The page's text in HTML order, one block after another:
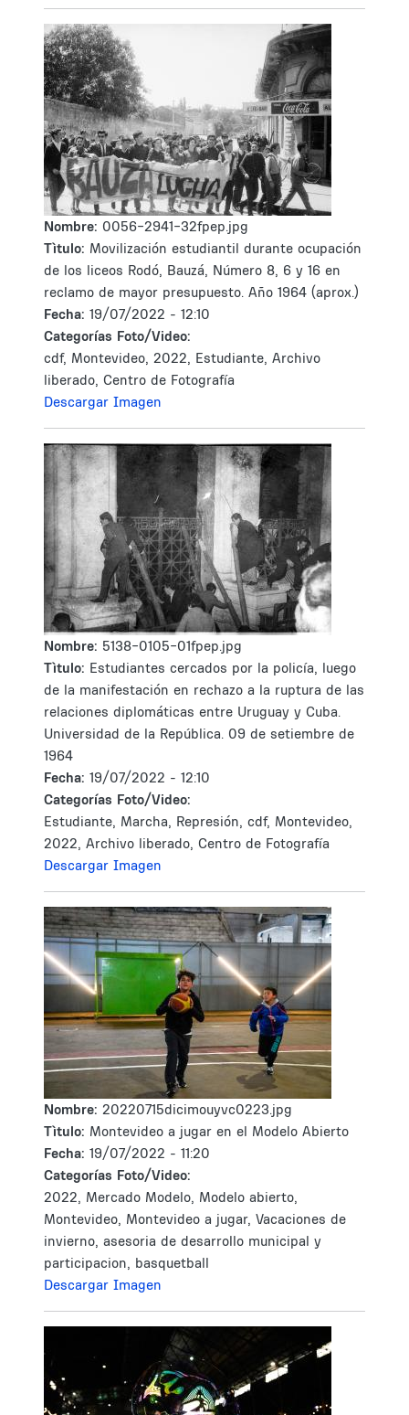
Nombre: 0056-2941-32fpep.jpg
Tìtulo: Movilización estudiantil durante ocupación
de los liceos Rodó, Bauzá, Número 8, 6 y 16 en
reclamo de mayor presupuesto. Año 1964 (aprox.)
Fecha: 19/07/2022 - 12:10
Categorías Foto/Video:
cdf, Montevideo, 2022, Estudiante, Archivo
liberado, Centro de Fotografía
Descargar Imagen
Nombre: 5138-0105-01fpep.jpg
Tìtulo: Estudiantes cercados por la policía, luego
de la manifestación en rechazo a la ruptura de las
relaciones diplomáticas entre Uruguay y Cuba.
Universidad de la República. 09 de setiembre de
1964
Fecha: 19/07/2022 - 12:10
Categorías Foto/Video:
Estudiante, Marcha, Represión, cdf, Montevideo,
2022, Archivo liberado, Centro de Fotografía
Descargar Imagen
Nombre: 20220715dicimouyvc0223.jpg
Tìtulo: Montevideo a jugar en el Modelo Abierto
Fecha: 19/07/2022 - 11:20
Categorías Foto/Video:
2022, Mercado Modelo, Modelo abierto,
Montevideo, Montevideo a jugar, Vacaciones de
invierno, asesoria de desarrollo municipal y
participacion, basquetball
Descargar Imagen